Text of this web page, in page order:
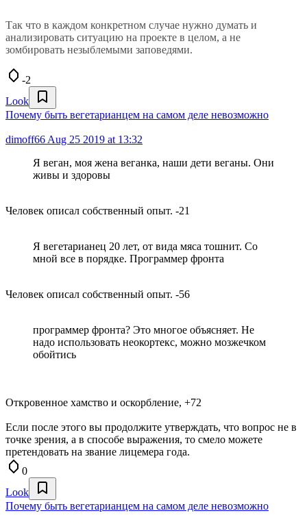
Так что в каждом конкретном случае нужно думать и
анализировать ситуацию на проекте в целом, а не
зомбировать незыблемыми заповедями.
-2
Look
Почему быть вегетарианцем на самом деле невозможно
dimoff66 Aug 25 2019 at 13:32
Я веган, моя жена веганка, наши дети веганы. Они
живы и здоровы
Человек описал собственный опыт. -21
Я вегетарианец 20 лет, от вида мяса тошнит. Со
мной все в порядке. Программер фронта
Человек описал собственный опыт. -56
программер фронта? Это многое объясняет. Не
надо использовать неокортекс, можно мозжечком
обойтись
Откровенное хамство и оскорбление, +72
Если после этого вы продолжите утверждать, что вопрос не в
точке зрения, а в способе выражения, то смело можете
претендовать на звание лицемера года.
0
Look
Почему быть вегетарианцем на самом деле невозможно